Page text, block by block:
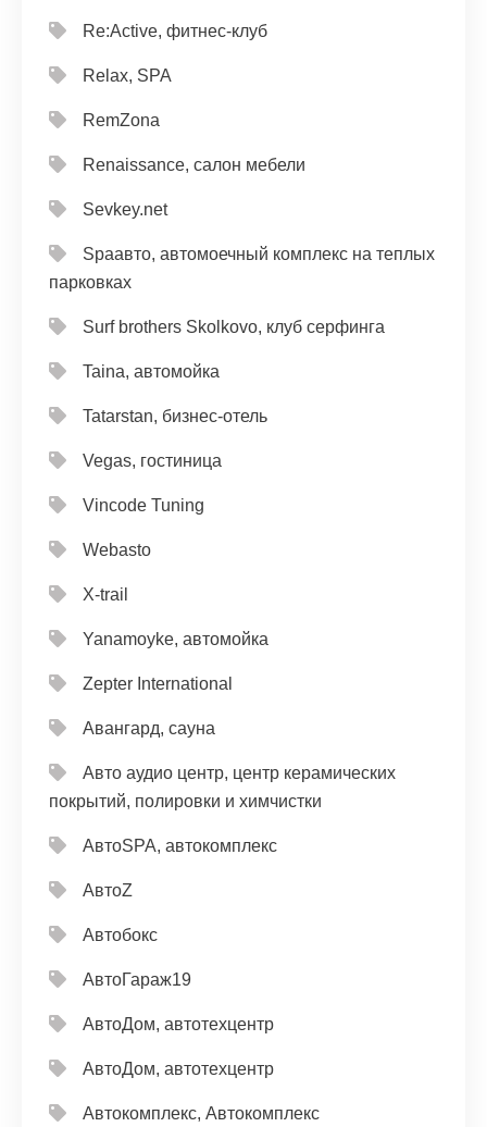
Re:Active, фитнес-клуб
Relax, SPA
RemZona
Renaissance, салон мебели
Sevkey.net
Spaавто, автомоечный комплекс на теплых
парковках
Surf brothers Skolkovo, клуб серфинга
Taina, автомойка
Tatarstan, бизнес-отель
Vegas, гостиница
Vincode Tuning
Webasto
X-trail
Yanamoyke, автомойка
Zepter International
Авангард, сауна
Авто аудио центр, центр керамических
покрытий, полировки и химчистки
АвтоSPA, автокомплекс
АвтоZ
Автобокс
АвтоГараж19
АвтоДом, автотехцентр
АвтоДом, автотехцентр
Автокомплекс, Автокомплекс